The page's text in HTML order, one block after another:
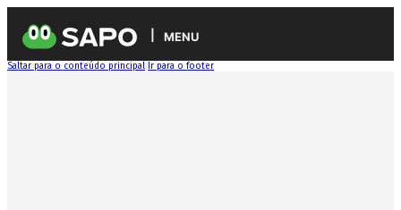
MENU
Saltar para o conteúdo principal Ir para o footer